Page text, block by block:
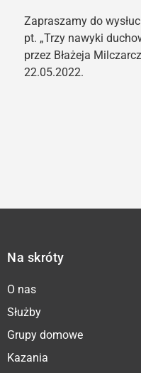
Zapraszamy do
pt. „Trzy nawyki
przez Błażeja
22.05.2022.
Na skróty
O nas
Służby
Grupy domowe
Kazania